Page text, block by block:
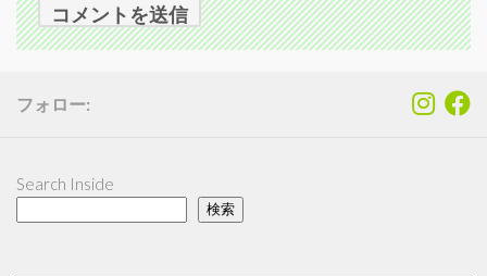
フォロー:
Search Inside
検索